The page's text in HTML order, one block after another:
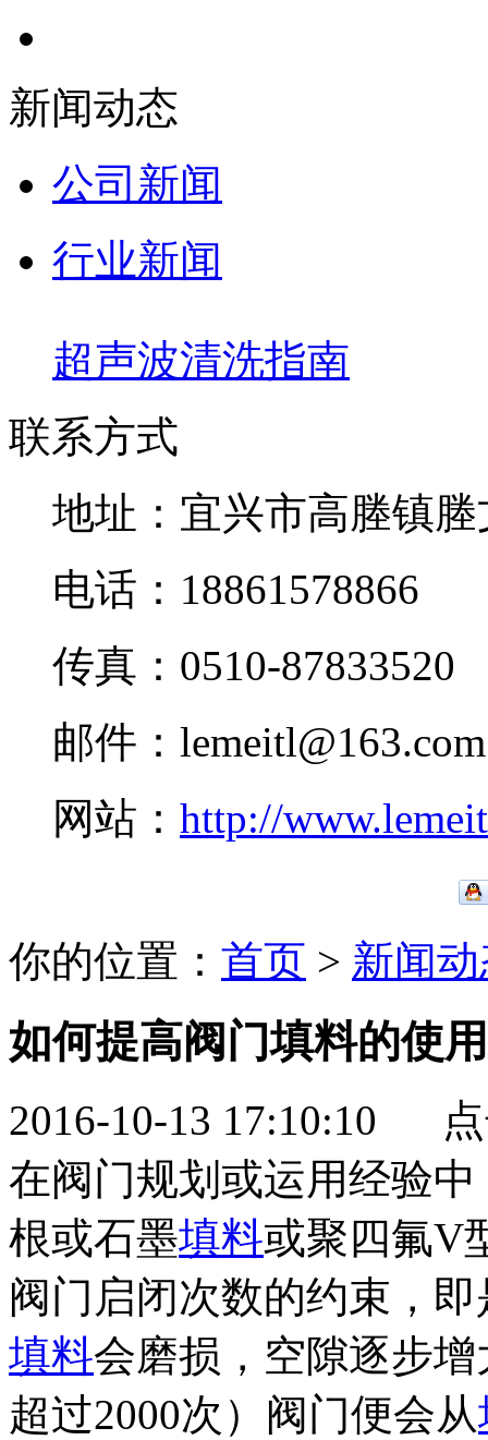
新闻动态
公司新闻
行业新闻
超声波清洗指南
联系方式
地址：宜兴市高塍镇塍
电话：18861578866
传真：0510-87833520
邮件：lemeitl@163.com
网站： http://
你的位置： 首页 > 新闻
如何提高阀门填料的使
2016-10-13 17:10:10
在阀门规划或运用经验
根或石墨填料或聚四氟V
阀门启闭次数的约束，
填料会磨损，空隙逐步
超过2000次）阀门便会从